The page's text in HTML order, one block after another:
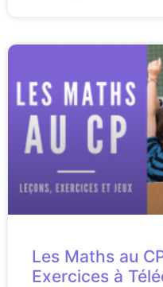
Les Maths au
Exercices à